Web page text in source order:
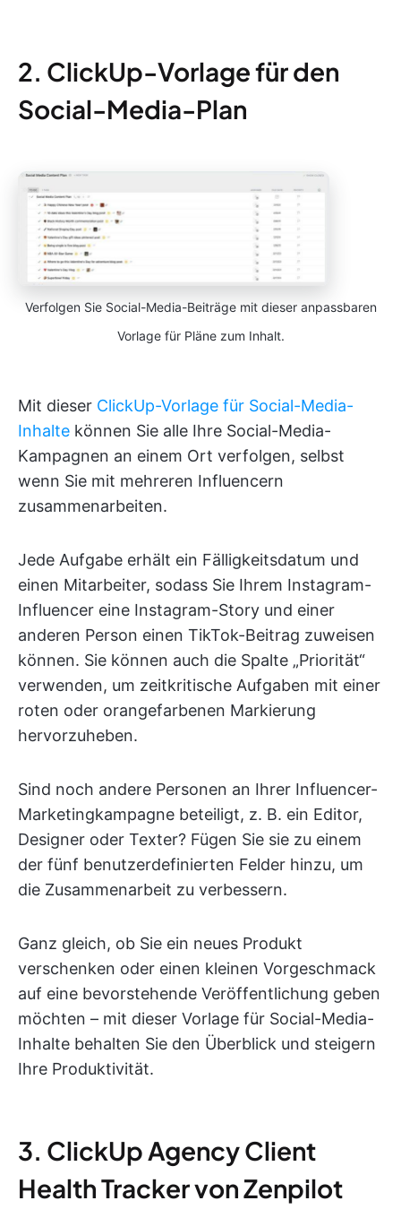
2. ClickUp-Vorlage für den
Social-Media-Plan
Verfolgen Sie Social-Media-Beiträge mit dieser anpassbaren
Vorlage für Pläne zum Inhalt.
Mit dieser ClickUp-Vorlage für Social-Media-
Inhalte können Sie alle Ihre Social-Media-
Kampagnen an einem Ort verfolgen, selbst
wenn Sie mit mehreren Influencern
zusammenarbeiten.
Jede Aufgabe erhält ein Fälligkeitsdatum und
einen Mitarbeiter, sodass Sie Ihrem Instagram-
Influencer eine Instagram-Story und einer
anderen Person einen TikTok-Beitrag zuweisen
können. Sie können auch die Spalte „Priorität“
verwenden, um zeitkritische Aufgaben mit einer
roten oder orangefarbenen Markierung
hervorzuheben.
Sind noch andere Personen an Ihrer Influencer-
Marketingkampagne beteiligt, z. B. ein Editor,
Designer oder Texter? Fügen Sie sie zu einem
der fünf benutzerdefinierten Felder hinzu, um
die Zusammenarbeit zu verbessern.
Ganz gleich, ob Sie ein neues Produkt
verschenken oder einen kleinen Vorgeschmack
auf eine bevorstehende Veröffentlichung geben
möchten – mit dieser Vorlage für Social-Media-
Inhalte behalten Sie den Überblick und steigern
Ihre Produktivität.
3. ClickUp Agency Client
Health Tracker von Zenpilot